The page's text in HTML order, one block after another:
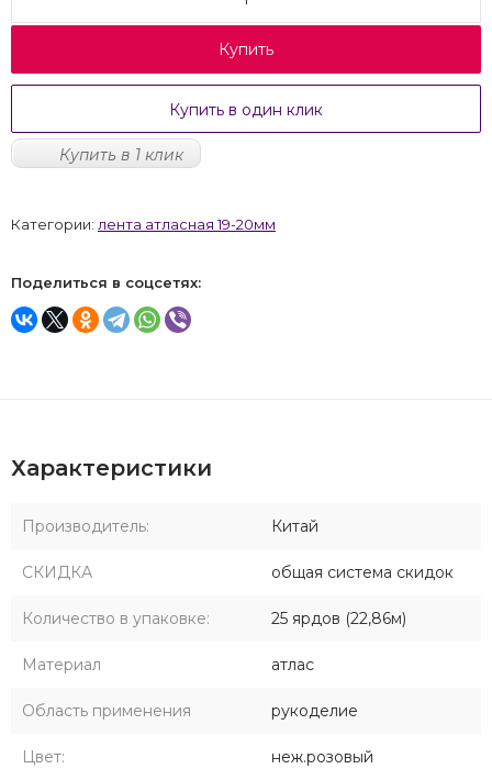
Купить
Купить в один клик
Купить в 1 клик
Категории: лента атласная 19-20мм
Поделиться в соцсетях:
Характеристики
Производитель: Китай
СКИДКА общая система скидок
Количество в упаковке: 25 ярдов (22,86м)
Материал атлас
Область применения рукоделие
Цвет: неж.розовый